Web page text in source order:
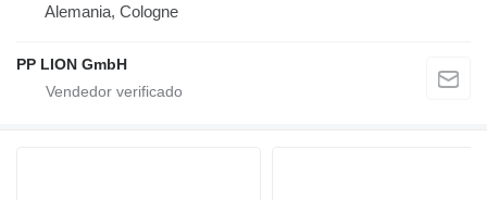
Alemania, Cologne
PP LION GmbH